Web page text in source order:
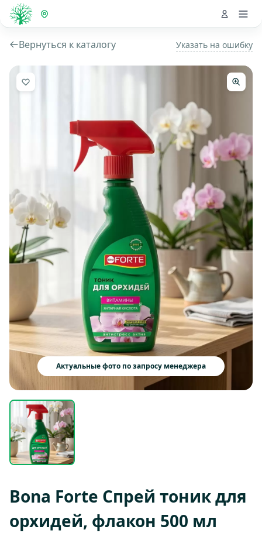
Вернуться к каталогу Указать на ошибку
Актуальные фото по запросу менеджера
Bona Forte Спрей тоник для
орхидей, флакон 500 мл